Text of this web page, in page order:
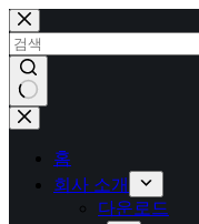
콘
텐
츠
로
건
너
결
홈
회사 소개
다운로드